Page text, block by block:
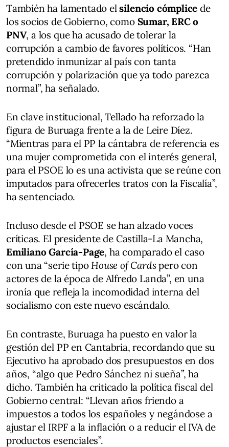
También ha lamentado elsilencio cómplice de
los socios de Gobierno, como Sumar, ERC o
PNV, a los que ha acusado de tolerar la
corrupción a cambio de favores políticos. “Han
pretendido inmunizar al país con tanta
corrupción y polarización que ya todo parezca
normal”, ha señalado.
En clave institucional, Tellado ha reforzado la
figura de Buruaga frente a la de Leire Díez.
“Mientras para el PP la cántabra de referencia es
una mujer comprometida con el interés general,
para el PSOE lo es una activista que se reúne con
imputados para ofrecerles tratos con la Fiscalía”,
ha sentenciado.
Incluso desde el PSOE se han alzado voces
críticas. El presidente de Castilla-La Mancha,
Emiliano García-Page, ha comparado el caso
con una “serie tipo House of Cardspero con
actores de la época de Alfredo Landa”, en una
ironía que refleja la incomodidad interna del
socialismo con este nuevo escándalo.
En contraste, Buruaga ha puesto en valor la
gestión del PP en Cantabria, recordando que su
Ejecutivo ha aprobado dos presupuestos en dos
años, “algo que Pedro Sánchez ni sueña”, ha
dicho. También ha criticado la política fiscal del
Gobierno central: “Llevan años friendo a
impuestos a todos los españoles y negándose a
ajustar el IRPF a la inflación o a reducir el IVA de
productos esenciales”.